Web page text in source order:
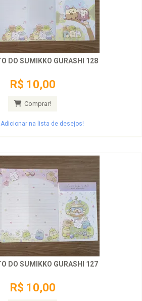
CONJUNTO DO SUMIKKO GURASHI 128
R$ 10,00
Comprar!
Adicionar na lista de desejos!
CONJUNTO DO SUMIKKO GURASHI 127
R$ 10,00